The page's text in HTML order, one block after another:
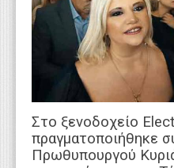
Στο ξενοδοχείο
πραγματοποιήθηκε
Πρωθυπουργού